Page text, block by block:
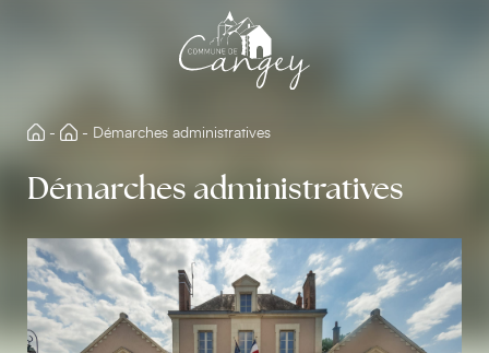
- - Démarches administratives
Démarches administratives